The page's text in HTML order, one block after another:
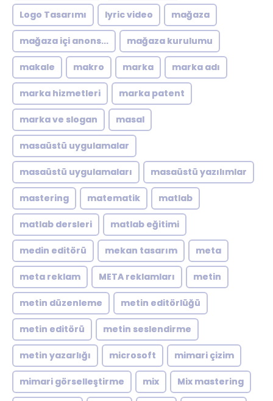
Logo Tasarımı lyric video mağaza
mağaza içi anons... mağaza kurulumu
makale makro marka marka adı
marka hizmetleri marka patent
marka ve slogan masal
masaüstü uygulamalar
masaüstü uygulamaları masaüstü yazılımlar
mastering matematik matlab
matlab dersleri matlab eğitimi
medin editörü mekan tasarım meta
meta reklam META reklamları metin
metin düzenleme metin editörlüğü
metin editörü metin seslendirme
metin yazarlığı microsoft mimari çizim
mimari görselleştirme mix Mix mastering